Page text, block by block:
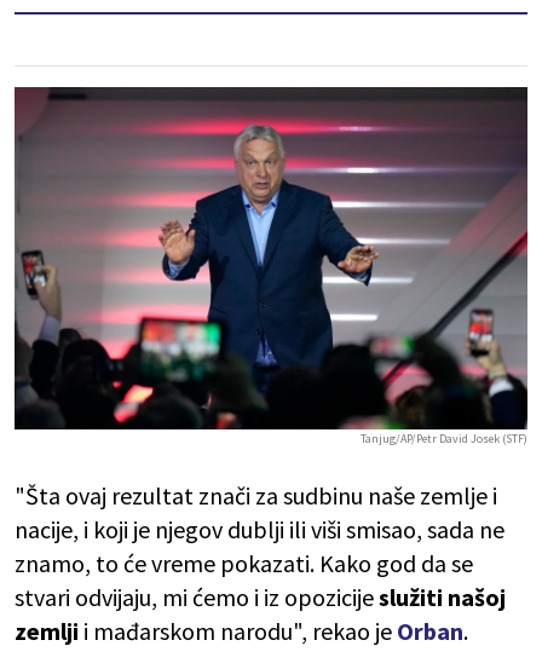
Tanjug/AP/Petr David Josek (STF)
"Šta ovaj rezultat znači za sudbinu naše zemlje i
nacije, i koji je njegov dublji ili viši smisao, sada ne
znamo, to će vreme pokazati. Kako god da se
stvari odvijaju, mi ćemo i iz opozicijeslužiti našoj
zemlji i mađarskom narodu", rekao je Orban.